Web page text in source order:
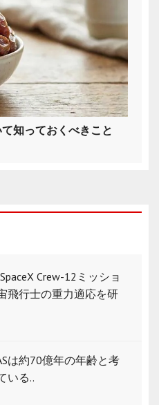
知っておくべきこと
Crew-12ミッショ
飛行士の重力適応を研
は約70億年の年齢と考
いる..